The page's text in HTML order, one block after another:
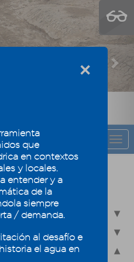
Mendoza en su
especial
×
que
en contextos
y locales.
entender y a
de la
siempre
/ demanda.
al desafío e
el agua en